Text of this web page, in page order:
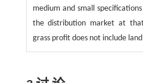
medium and small
the distribution market at
grass profit does not include